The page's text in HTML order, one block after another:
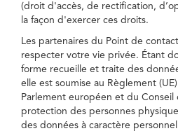
(droit d'accès, de rectification,
la façon d'exercer ces droits.
Les partenaires du Point de
respecter votre vie privée. Étant
forme recueille et traite des
elle est soumise au Règlement
Parlement européen et du Conseil
protection des personnes
des données à caractère